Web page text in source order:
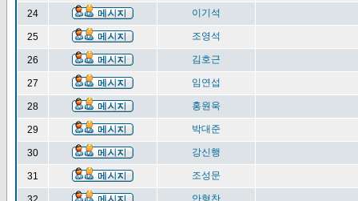
24 이기석
25 조영석
26 김호근
27 임연섭
28 홍원욱
29 박대준
30 강신행
31 조성문
안형찬